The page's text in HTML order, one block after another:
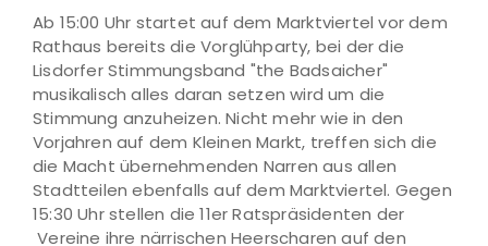
Ab 15:00 Uhr startet auf dem Marktviertel vor dem
Rathaus bereits die Vorglühparty, bei der die
Lisdorfer Stimmungsband "the Badsaicher"
musikalisch alles daran setzen wird um die
Stimmung anzuheizen. Nicht mehr wie in den
Vorjahren auf dem Kleinen Markt, treffen sich die
die Macht übernehmenden Narren aus allen
Stadtteilen ebenfalls auf dem Marktviertel. Gegen
15:30 Uhr stellen die 11er Ratspräsidenten der
Vereine ihre närrischen Heerscharen auf den